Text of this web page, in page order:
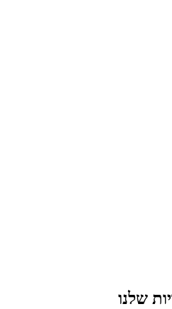
שלנו